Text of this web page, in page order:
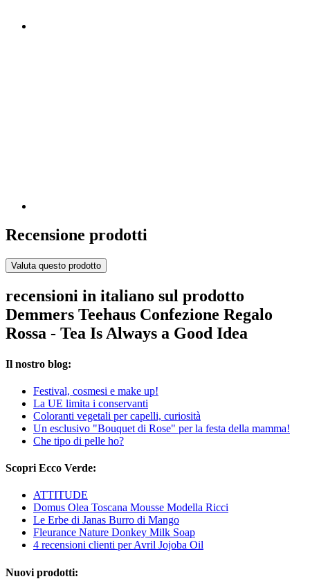
Recensione prodotti
Valuta questo prodotto
recensioni in italiano sul prodotto
Demmers Teehaus Confezione Regalo
Rossa - Tea Is Always a Good Idea
Il nostro blog:
Festival, cosmesi e make up!
La UE limita i conservanti
Coloranti vegetali per capelli, curiosità
Un esclusivo "Bouquet di Rose" per la festa della mamma!
Che tipo di pelle ho?
Scopri Ecco Verde:
ATTITUDE
Domus Olea Toscana Mousse Modella Ricci
Le Erbe di Janas Burro di Mango
Fleurance Nature Donkey Milk Soap
4 recensioni clienti per Avril Jojoba Oil
Nuovi prodotti: